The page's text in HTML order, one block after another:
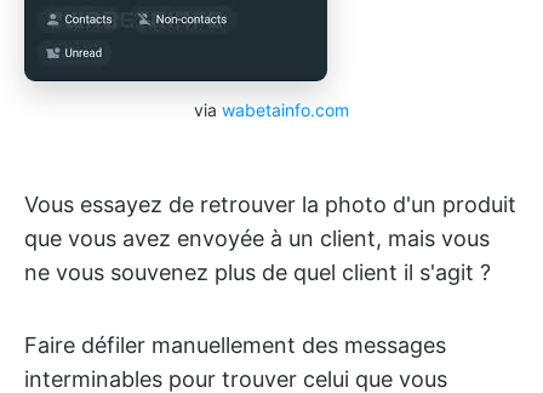
via wabetainfo.com
Vous essayez de retrouver la photo d'un produit
que vous avez envoyée à un client, mais vous
ne vous souvenez plus de quel client il s'agit ?
Faire défiler manuellement des messages
interminables pour trouver celui que vous